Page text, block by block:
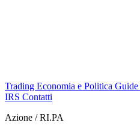
Trading Economia e Politica Guide
IRS Contatti
Azione / RI.PA